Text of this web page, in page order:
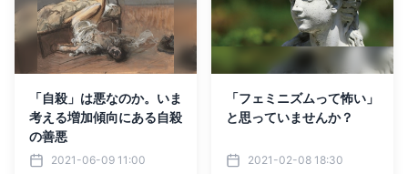
「自殺」は悪なのか。いま
考える増加傾向にある自殺
の善悪
2021-06-09 11:00
「フェミニズムって怖い」
と思っていませんか？
2021-02-08 18:30